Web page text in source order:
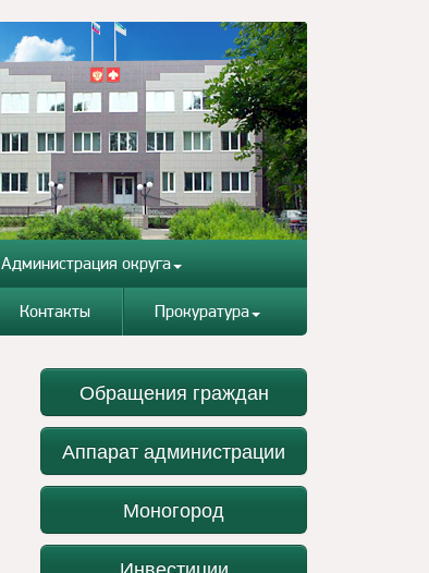
Администрация округа
Контакты Прокуратура
Обращения граждан
Аппарат администрации
Моногород